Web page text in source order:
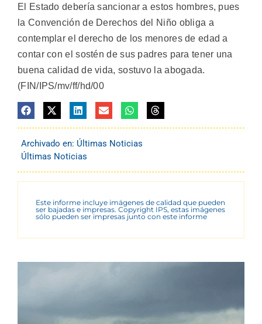
El Estado debería sancionar a estos hombres, pues
la Convención de Derechos del Niño obliga a
contemplar el derecho de los menores de edad a
contar con el sostén de sus padres para tener una
buena calidad de vida, sostuvo la abogada.
(FIN/IPS/mv/ff/hd/00
Archivado en: Últimas Noticias
Últimas Noticias
Este informe incluye imágenes de calidad que pueden
ser bajadas e impresas. Copyright IPS, estas imágenes
sólo pueden ser impresas junto con este informe